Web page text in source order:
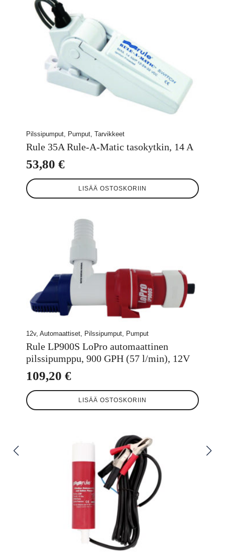
Pilssipumput, Pumput, Tarvikkeet
Rule 35A Rule-A-Matic tasokytkin, 14 A
53,80 €
LISÄÄ OSTOSKORIIN
12v, Automaattiset, Pilssipumput, Pumput
Rule LP900S LoPro automaattinen
pilssipumppu, 900 GPH (57 l/min), 12V
109,20 €
LISÄÄ OSTOSKORIIN